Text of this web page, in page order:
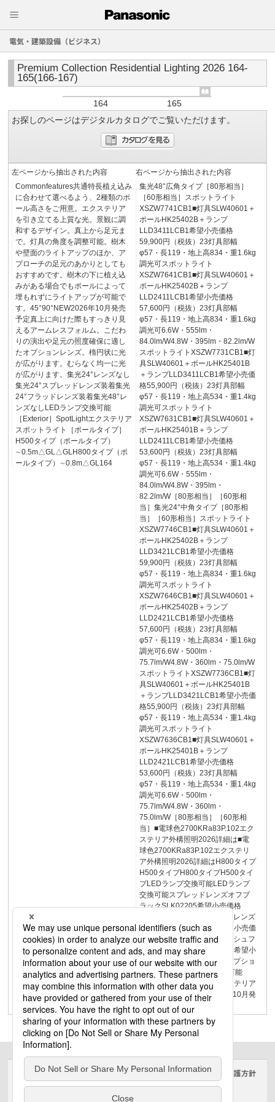
電気・建築設備（ビジネス）
Premium Collection Residential Lighting 2026 164-
165(166-167)
164
165
お探しのページはデジタルカタログでご覧いただけます。
左ページから抽出された内容
Commonfeatures共通特長植え込み
に合わせて選べるよう、2種類のポ
ール高さをご用意。エクステリア
を引き立てる上質な光。景観に調
和するデザイン。真上から足元ま
で。灯具の角度を調整可能。樹木
や壁面のライトアップのほか、ア
プローチの足元のあかりとしても
おすすめです。樹木の下に植え込
みがある場合でもポールによって
埋もれずにライトアップが可能で
す。45°90°NEW2026年10月発売
予定真上に向けた際もすっきり見
えるアームレスフォルム。こだわ
りの演出や足元の照度確保に適し
たオプションレンズ。楕円状に光
が広がります。むらなく均一に光
が広がります。集光24°レンズなし
集光24°スプレッドレンズ装着集光
24°フラッドレンズ装着集光48°レ
ンズなしLEDランプ交換可能
［Exterior］SpotLightエクステリア
スポットライト［ポールタイプ］
H500タイプ（ポールタイプ）
∼0.5m△GL△GLH800タイプ（ポ
ールタイプ）∼0.8m△GL164
右ページから抽出された内容
集光48°広角タイプ［80形相当］
［60形相当］スポットライト
XSZW7741CB1■灯具SLW40601＋
ポールHK25402B＋ランプ
LLD3411LCB1希望小売価格
59,900円（税抜）23灯具部幅
φ57・長119・地上高834・重1.6kg
調光可スポットライト
XSZW7641CB1■灯具SLW40601＋
ポールHK25402B＋ランプ
LLD2411LCB1希望小売価格
57,600円（税抜）23灯具部幅
φ57・長119・地上高834・重1.6kg
調光可6.6W・555lm・
84.0lm/W4.8W・395lm・82.2lm/W
スポットライトXSZW7731CB1■灯
具SLW40601＋ポールHK25401B
＋ランプLLD3411LCB1希望小売価
格55,900円（税抜）23灯具部幅
φ57・長119・地上高534・重1.4kg
調光可スポットライト
XSZW7631CB1■灯具SLW40601＋
ポールHK25401B＋ランプ
LLD2411LCB1希望小売価格
53,600円（税抜）23灯具部幅
φ57・長119・地上高534・重1.4kg
調光可6.6W・555lm・
84.0lm/W4.8W・395lm・
82.2lm/W［80形相当］［60形相
当］集光24°中角タイプ［80形相
当］［60形相当］スポットライト
XSZW7746CB1■灯具SLW40601＋
ポールHK25402B＋ランプ
LLD3421LCB1希望小売価格
59,900円（税抜）23灯具部幅
φ57・長119・地上高834・重1.6kg
調光可スポットライト
XSZW7646CB1■灯具SLW40601＋
ポールHK25402B＋ランプ
LLD2421LCB1希望小売価格
57,600円（税抜）23灯具部幅
φ57・長119・地上高834・重1.6kg
調光可6.6W・500lm・
75.7lm/W4.8W・360lm・75.0lm/W
スポットライトXSZW7736CB1■灯
具SLW40601＋ポールHK25401B
＋ランプLLD3421LCB1希望小売価
格55,900円（税抜）23灯具部幅
φ57・長119・地上高534・重1.4kg
調光可スポットライト
XSZW7636CB1■灯具SLW40601＋
ポールHK25401B＋ランプ
LLD2421LCB1希望小売価格
53,600円（税抜）23灯具部幅
φ57・長119・地上高534・重1.4kg
調光可6.6W・500lm・
75.7lm/W4.8W・360lm・
75.0lm/W［80形相当］［60形相
当］■電球色2700KRa83P.102エク
ステリア外構照明2026詳細は■電
球色2700KRa83P.102エクステリ
ア外構照明2026詳細はH800タイプ
H500タイプH800タイプH500タイ
プLEDランプ交換可能LEDランプ
交換可能スプレッドレンズオフブ
ラックSLK02205希望小売価格
9,800円（税抜）23フラッドレンズ
オフブラックSLK02209希望小売価
格9,800円（税抜）23スラッシュフ
ードオフブラックSLK02201希望小
売価格7,000円（税抜）23オプショ
ン（別売）LEDランプ交換可能
［Exterior］SpotLightエクステリア
スポットライトNEW2026年10月発
売予定ポールタイプ165
サイトのご利用にあたって クッキーポリシー 個人情報保護方針
電気・建築設備（ビジネス）